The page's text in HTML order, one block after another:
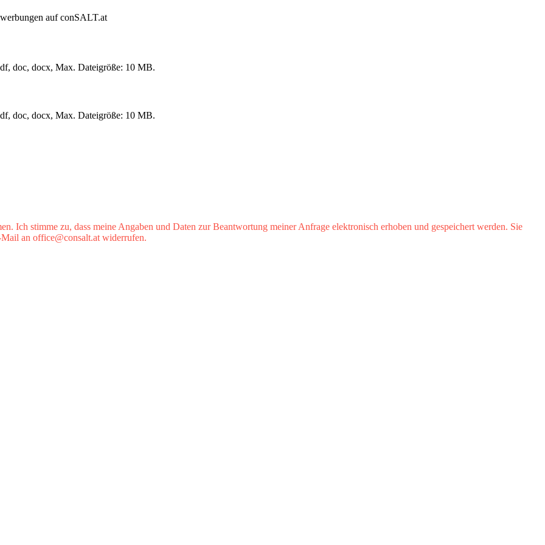
auf conSALT.at
doc, docx, Max. Dateigröße: 10 MB.
doc, docx, Max. Dateigröße: 10 MB.
Ich stimme zu, dass meine Angaben und Daten zur Beantwortung meiner Anfrage elektronisch erhoben und gespeichert werden. Sie
an office@consalt.at widerrufen.